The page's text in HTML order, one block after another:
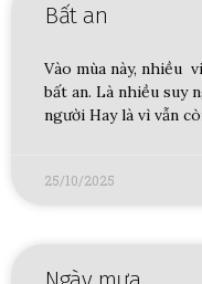
Bất an
Vào mùa này, nhiều
bất an. Là nhiều suy
người Hay là vì vẫn
25/10/2025